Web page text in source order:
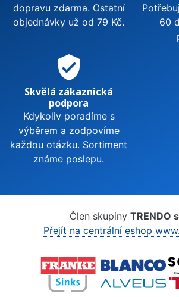
dopravu zdarma. Ostatní
objednávky už od 79 Kč.
60
verified_user
Skvělá zákaznická
podpora
Kdykoliv poradíme s
výběrem a zodpovíme
každou otázku. Sortiment
známe poslepu.
Člen skupiny TRENDO
Přejít na centrální eshop